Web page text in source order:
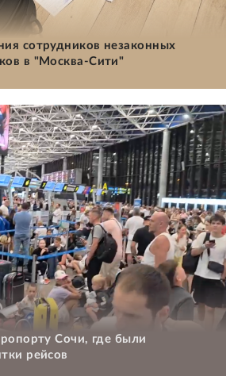
сотрудников незаконных
в "Москва-Сити"
Сочи, где были
рейсов